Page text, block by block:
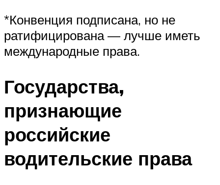
*Конвенция подписана, но не
ратифицирована — лучше иметь
международные права.
Государства,
признающие
российские
водительские права